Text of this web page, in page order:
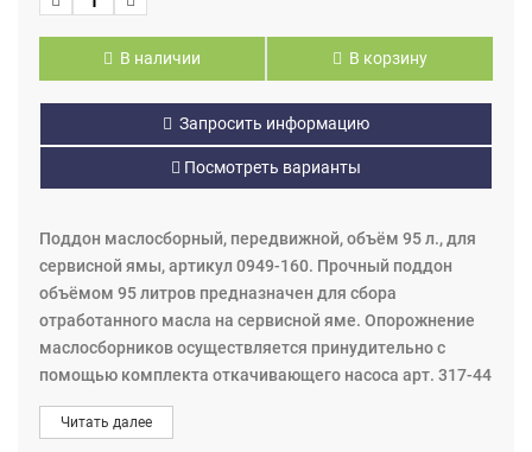
В наличии В корзину
Запросить информацию
Посмотреть варианты
Поддон маслосборный, передвижной, объём 95 л., для
сервисной ямы, артикул 0949-160. Прочный поддон
объёмом 95 литров предназначен для сбора
отработанного масла на сервисной яме. Опорожнение
маслосборников осуществляется принудительно с
помощью комплекта откачивающего насоса арт. 317-44
(или 317-47), путем присоединения через БРС (быстро
разъемное соединение). Поддон с регулируемыми
Читать далее